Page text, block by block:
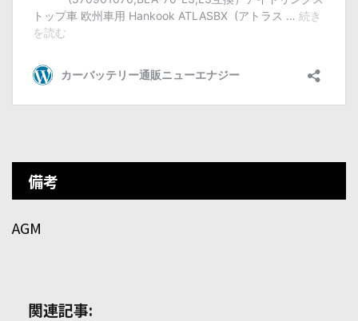
備考
AGM
関連記事: